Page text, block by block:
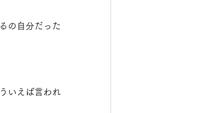
の自分だった
いえば言われ